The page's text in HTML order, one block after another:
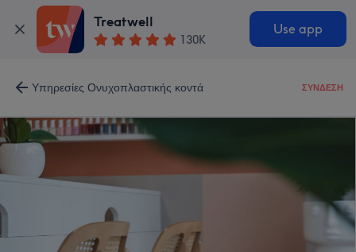
Treatwell
130K
Use app
Υπηρεσίες Ονυχοπλαστικής κοντά ΣΎΝΔΕΣΗ